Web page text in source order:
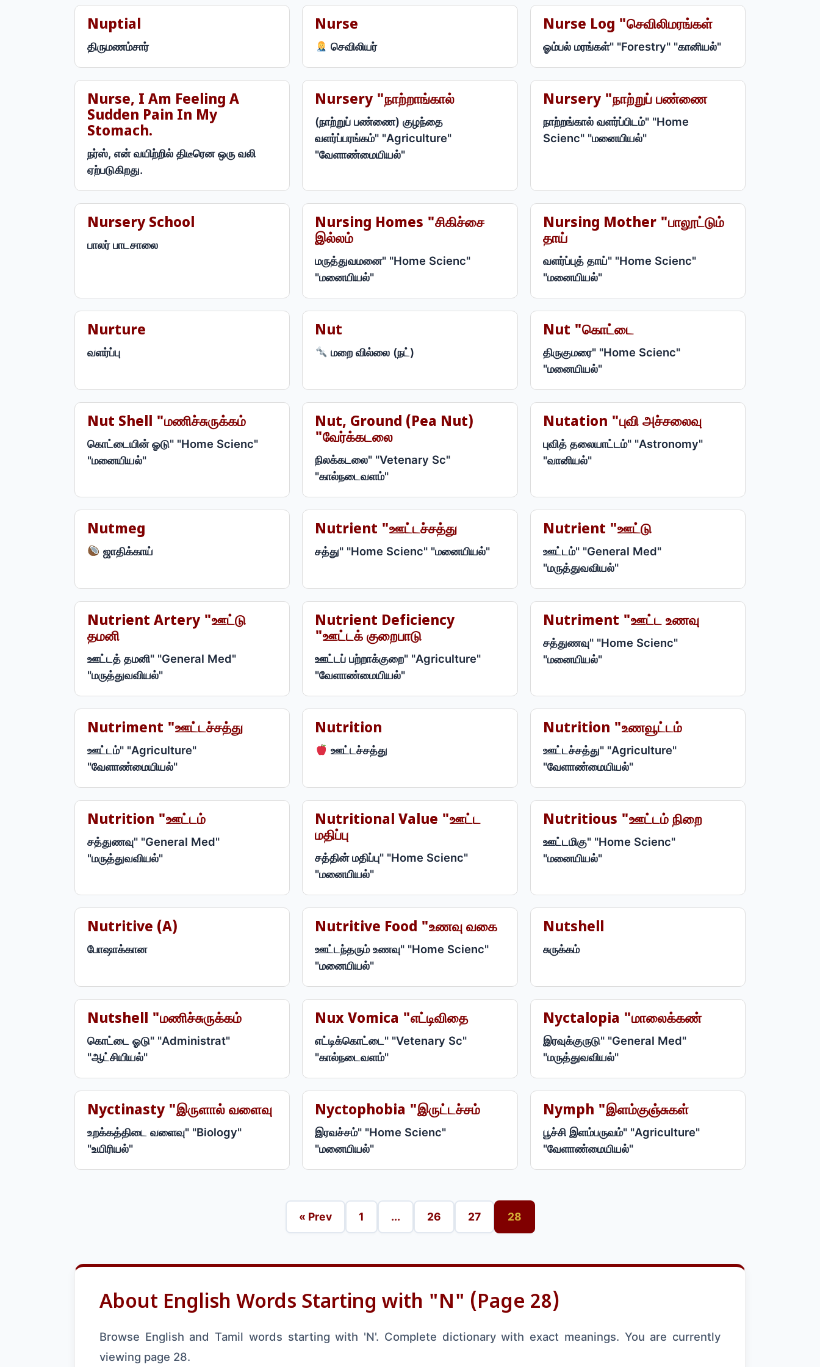
Nuptial
திருமணம்சார்
Nurse
செவிலியர்
Nurse Log "செவிலிமரங்கள்
ஓம்பல் மரங்கள்" "Forestry" "கானியல்"
Nurse, I Am Feeling A
Sudden Pain In My
Stomach.
நர்ஸ், என் வயிற்றில் திடீரென ஒரு வலி
ஏற்படுகிறது.
Nursery "நாற்றாங்கால்
(நாற்றுப் பண்ணை) குழந்தை
வளர்ப்பரங்கம்" "Agriculture"
"வேளாண்மையியல்"
Nursery "நாற்றுப் பண்ணை
நாற்றங்கால் வளர்ப்பிடம்" "Home
Scienc" "மனையியல்"
Nursery School
பாலர் பாடசாலை
Nursing Homes "சிகிச்சை
இல்லம்
மருத்துவமனை" "Home Scienc"
"மனையியல்"
Nursing Mother "பாலூட்டும்
தாய்
வளர்ப்புத் தாய்" "Home Scienc"
"மனையியல்"
Nurture
வளர்ப்பு
Nut
மறை வில்லை (நட்)
Nut "கொட்டை
திருகுமரை" "Home Scienc"
"மனையியல்"
Nut Shell "மணிச்சுருக்கம்
கொட்டையின் ஓடு" "Home Scienc"
"மனையியல்"
Nut, Ground (pea Nut)
"வேர்க்கடலை
நிலக்கடலை" "Vetenary Sc"
"கால்நடைவளம்"
Nutation "புவி அச்சலைவு
புவித் தலையாட்டம்" "Astronomy"
"வானியல்"
Nutmeg
ஜாதிக்காய்
Nutrient "ஊட்டச்சத்து
சத்து" "Home Scienc" "மனையியல்"
Nutrient "ஊட்டு
ஊட்டம்" "General Med"
"மருத்துவவியல்"
Nutrient Artery "ஊட்டு
தமனி
ஊட்டத் தமனி" "General Med"
"மருத்துவவியல்"
Nutrient Deficiency
"ஊட்டக் குறைபாடு
ஊட்டப் பற்றாக்குறை" "Agriculture"
"வேளாண்மையியல்"
Nutriment "ஊட்ட உணவு
சத்துணவு" "Home Scienc"
"மனையியல்"
Nutriment "ஊட்டச்சத்து
ஊட்டம்" "Agriculture"
"வேளாண்மையியல்"
Nutrition
ஊட்டச்சத்து
Nutrition "உணவூட்டம்
ஊட்டச்சத்து" "Agriculture"
"வேளாண்மையியல்"
Nutrition "ஊட்டம்
சத்துணவு" "General Med"
"மருத்துவவியல்"
Nutritional Value "ஊட்ட
மதிப்பு
சத்தின் மதிப்பு" "Home Scienc"
"மனையியல்"
Nutritious "ஊட்டம் நிறை
ஊட்டமிகு" "Home Scienc"
"மனையியல்"
Nutritive (a)
போஷாக்கான
Nutritive Food "உணவு வகை
ஊட்டந்தரும் உணவு" "Home Scienc"
"மனையியல்"
Nutshell
சுருக்கம்
Nutshell "மணிச்சுருக்கம்
கொட்டை ஓடு" "Administrat"
"ஆட்சியியல்"
Nux Vomica "எட்டிவிதை
எட்டிக்கொட்டை" "Vetenary Sc"
"கால்நடைவளம்"
Nyctalopia "மாலைக்கண்
இரவுக்குருடு" "General Med"
"மருத்துவவியல்"
Nyctinasty "இருளால் வளைவு
உறக்கத்திடை வளைவு" "Biology"
"உயிரியல்"
Nyctophobia "இருட்டச்சம்
இரவச்சம்" "Home Scienc"
"மனையியல்"
Nymph "இளம்குஞ்சுகள்
பூச்சி இளம்பருவம்" "Agriculture"
"வேளாண்மையியல்"
« Prev 1 ... 26 27 28
About English Words Starting with "N" (Page 28)
Browse English and Tamil words starting with 'N'. Complete dictionary with exact meanings. You are currently
viewing page 28.